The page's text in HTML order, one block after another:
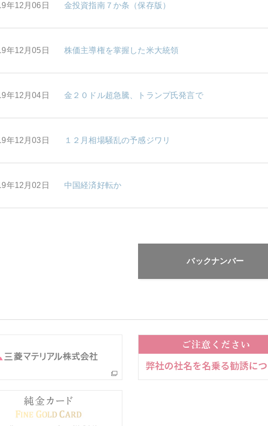
年12月06日 金投資指南７か条（保存版）
年12月05日 株価主導権を掌握した米大統領
年12月04日 金２０ドル超急騰、トランプ氏発言で
年12月03日 １２月相場騒乱の予感ジワリ
年12月02日 中国経済好転か
バックナンバー